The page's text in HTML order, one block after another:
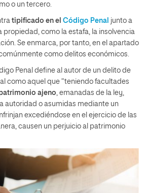
o un tercero.
tipificado en el Código Penal junto a
propiedad, como la estafa, la insolvencia
Se enmarca, por tanto, en el apartado
como delitos económicos.
Penal define al autor de un delito de
como aquel que “teniendo facultades
ajeno , emanadas de la ley,
autoridad o asumidas mediante un
excediéndose en el ejercicio de las
causen un perjuicio al patrimonio